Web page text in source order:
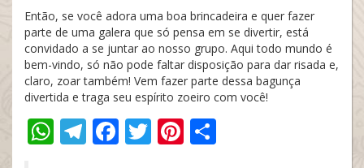
Então, se você adora uma boa brincadeira e quer fazer
parte de uma galera que só pensa em se divertir, está
convidado a se juntar ao nosso grupo. Aqui todo mundo é
bem-vindo, só não pode faltar disposição para dar risada e,
claro, zoar também! Vem fazer parte dessa bagunça
divertida e traga seu espírito zoeiro com você!
WhatsApp
Telegram
Facebook
TwitterPinterest